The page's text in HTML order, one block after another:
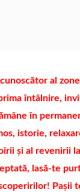
al
întâlnire,
în
istorie,
și al revenirii
lasă-te
Pașii